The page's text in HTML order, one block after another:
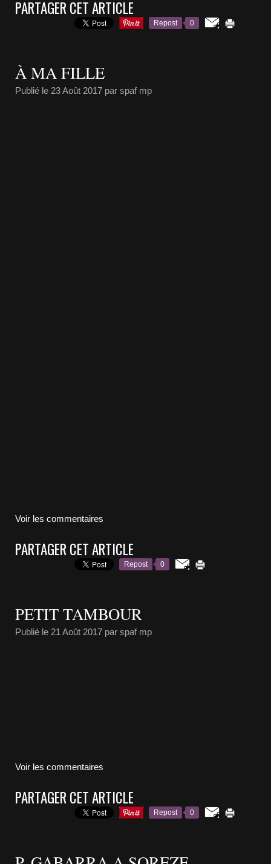
PARTAGER CET ARTICLE
Repost 0
À MA FILLE
Publié le 23 Août 2017 par spaf mp
Voir les commentaires
PARTAGER CET ARTICLE
Repost 0
PETIT TAMBOUR
Publié le 21 Août 2017 par spaf mp
Voir les commentaires
PARTAGER CET ARTICLE
Repost 0